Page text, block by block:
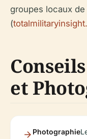
groupes locaux de
(
et
Photographie